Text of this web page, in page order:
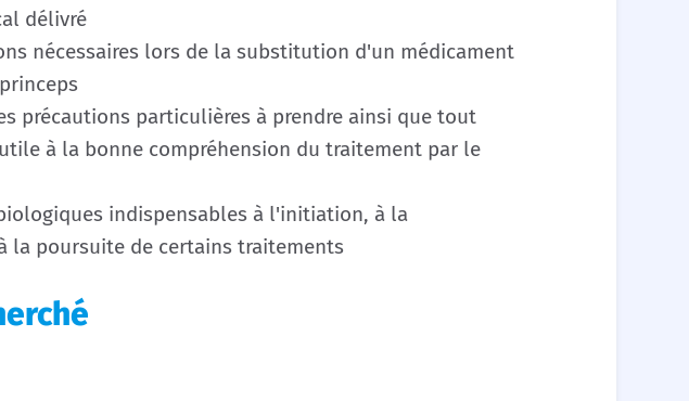
délivré
nécessaires lors de la substitution d'un médicament
précautions particulières à prendre ainsi que tout
à la bonne compréhension du traitement par le
indispensables à l'initiation, à la
la poursuite de certains traitements